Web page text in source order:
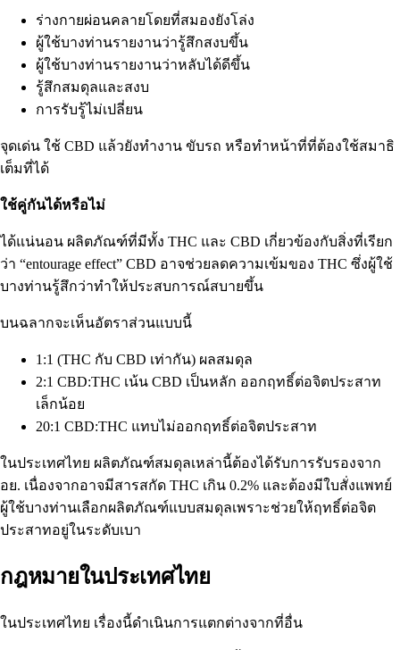
ร่างกายผ่อนคลายโดยที่สมองยังโล่ง
ผู้ใช้บางท่านรายงานว่ารู้สึกสงบขึ้น
ผู้ใช้บางท่านรายงานว่าหลับได้ดีขึ้น
รู้สึกสมดุลและสงบ
การรับรู้ไม่เปลี่ยน
จุดเด่น ใช้ CBD แล้วยังทำงาน ขับรถ หรือทำหน้าที่ที่ต้องใช้สมาธิ
เต็มที่ได้
ใช้คู่กันได้หรือไม่
ได้แน่นอน ผลิตภัณฑ์ที่มีทั้ง THC และ CBD เกี่ยวข้องกับสิ่งที่เรียก
ว่า “entourage effect” CBD อาจช่วยลดความเข้มของ THC ซึ่งผู้ใช้
บางท่านรู้สึกว่าทำให้ประสบการณ์สบายขึ้น
บนฉลากจะเห็นอัตราส่วนแบบนี้
1:1 (THC กับ CBD เท่ากัน) ผลสมดุล
2:1 CBD:THC เน้น CBD เป็นหลัก ออกฤทธิ์ต่อจิตประสาท
เล็กน้อย
20:1 CBD:THC แทบไม่ออกฤทธิ์ต่อจิตประสาท
ในประเทศไทย ผลิตภัณฑ์สมดุลเหล่านี้ต้องได้รับการรับรองจาก
อย. เนื่องจากอาจมีสารสกัด THC เกิน 0.2% และต้องมีใบสั่งแพทย์
ผู้ใช้บางท่านเลือกผลิตภัณฑ์แบบสมดุลเพราะช่วยให้ฤทธิ์ต่อจิต
ประสาทอยู่ในระดับเบา
กฎหมายในประเทศไทย
ในประเทศไทย เรื่องนี้ดำเนินการแตกต่างจากที่อื่น